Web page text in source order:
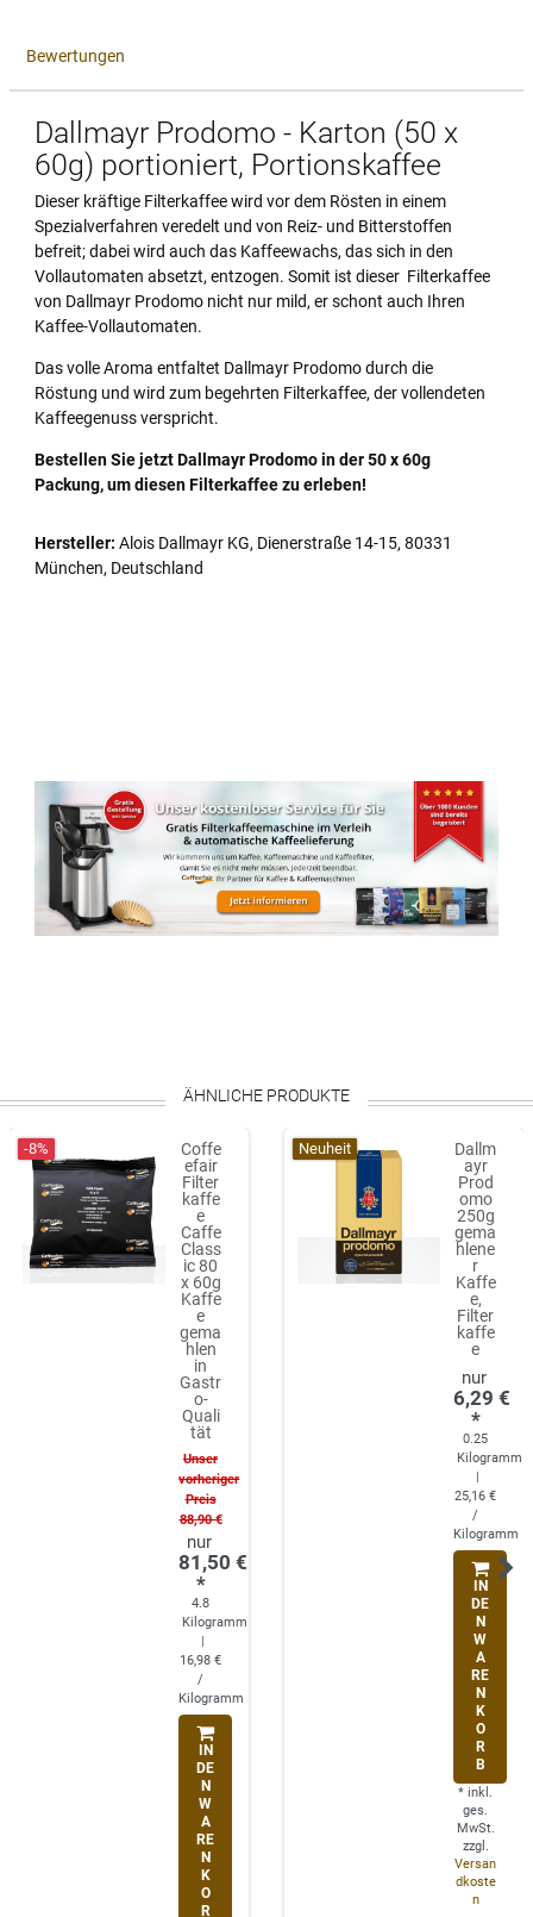
Bewertungen
Dallmayr Prodomo - Karton (50 x
60g) portioniert, Portionskaffee
Dieser kräftige Filterkaffee wird vor dem Rösten in einem
Spezialverfahren veredelt und von Reiz- und Bitterstoffen
befreit; dabei wird auch das Kaffeewachs, das sich in den
Vollautomaten absetzt, entzogen. Somit ist dieser Filterkaffee
von Dallmayr Prodomo nicht nur mild, er schont auch Ihren
Kaffee-Vollautomaten.
Das volle Aroma entfaltet Dallmayr Prodomo durch die
Röstung und wird zum begehrten Filterkaffee, der vollendeten
Kaffeegenuss verspricht.
Bestellen Sie jetzt Dallmayr Prodomo in der 50 x 60g
Packung, um diesen Filterkaffee zu erleben!
Hersteller: Alois Dallmayr KG, Dienerstraße 14-15, 80331
München, Deutschland
ÄHNLICHE PRODUKTE
-8%
Coffe
efair
Filter
kaffe
e
Caffe
Class
ic 80
x 60g
Kaffe
e
gema
hlen
in
Gastr
o-
Quali
tät
Unser
vorheriger
Preis
88,90 €
81,50 €
*
4.8
Kilogramm
16,98 €
/
Kilogramm
IN
DE
N
W
A
RE
N
K
O
R
Neuheit
Dallm
ayr
Prod
omo
250g
gema
hlene
r
Kaffe
e,
Filter
kaffe
e
6,29 €
*
0.25
Kilogramm
25,16 €
/
Kilogramm
IN
DE
N
W
A
RE
N
K
O
R
B
* inkl.
ges.
MwSt.
zzgl.
Versan
dkoste
n